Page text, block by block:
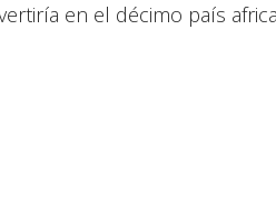
en el décimo país